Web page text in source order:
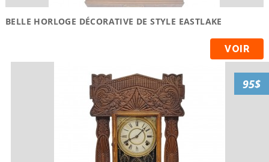
BELLE HORLOGE DÉCORATIVE DE STYLE EASTLAKE
VOIR
95$